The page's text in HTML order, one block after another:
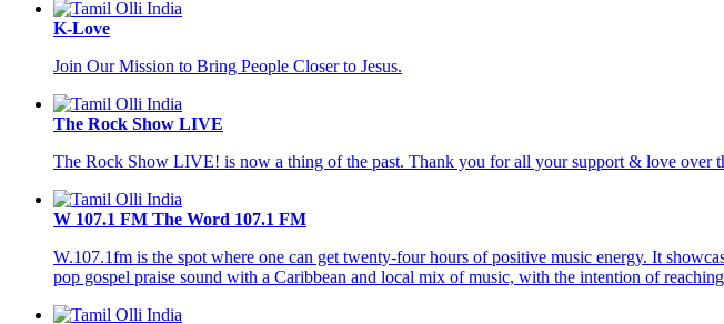
K-Love
Join Our Mission to Bring People Closer to Jesus.
The Rock Show LIVE
The Rock Show LIVE! is now a thing of the past. Thank you for all your support & love over
W 107.1 FM The Word 107.1 FM
W.107.1fm is the spot where one can get twenty-four hours of positive music energy. It
pop gospel praise sound with a Caribbean and local mix of music, with the intention of